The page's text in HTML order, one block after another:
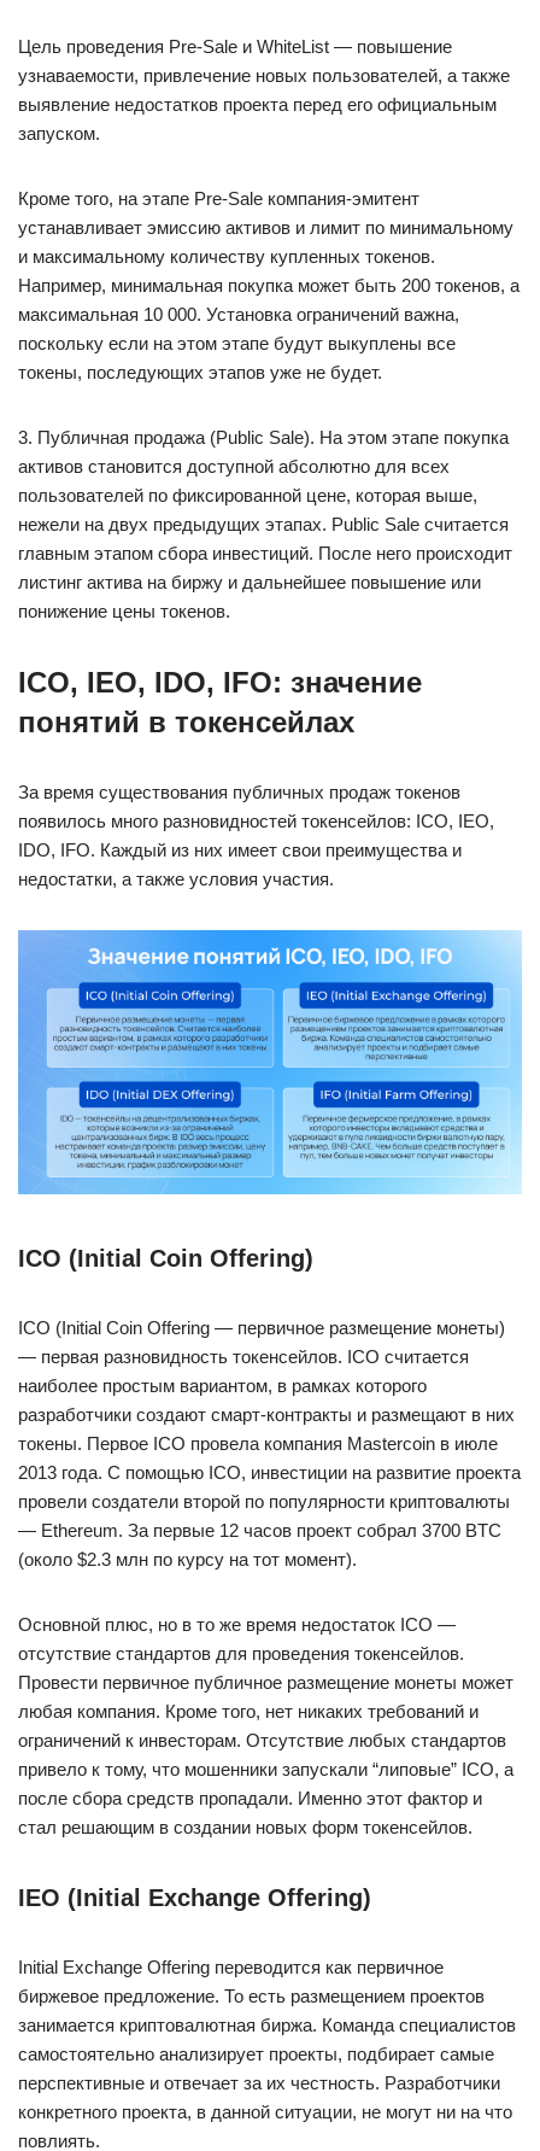
Цель проведения Pre-Sale и WhiteList — повышение
узнаваемости, привлечение новых пользователей, а также
выявление недостатков проекта перед его официальным
запуском.
Кроме того, на этапе Pre-Sale компания-эмитент
устанавливает эмиссию активов и лимит по минимальному
и максимальному количеству купленных токенов.
Например, минимальная покупка может быть 200 токенов, а
максимальная 10 000. Установка ограничений важна,
поскольку если на этом этапе будут выкуплены все
токены, последующих этапов уже не будет.
3. Публичная продажа (Public Sale). На этом этапе покупка
активов становится доступной абсолютно для всех
пользователей по фиксированной цене, которая выше,
нежели на двух предыдущих этапах. Public Sale считается
главным этапом сбора инвестиций. После него происходит
листинг актива на биржу и дальнейшее повышение или
понижение цены токенов.
ICO, IEO, IDO, IFO: значение
понятий в токенсейлах
За время существования публичных продаж токенов
появилось много разновидностей токенсейлов: ICO, IEO,
IDO, IFO. Каждый из них имеет свои преимущества и
недостатки, а также условия участия.
ICO (Initial Coin Offering)
ICO (Initial Coin Offering — первичное размещение монеты)
— первая разновидность токенсейлов. ICO считается
наиболее простым вариантом, в рамках которого
разработчики создают смарт-контракты и размещают в них
токены. Первое ICO провела компания Mastercoin в июле
2013 года. С помощью ICO, инвестиции на развитие проекта
провели создатели второй по популярности криптовалюты
— Ethereum. За первые 12 часов проект собрал 3700 BTC
(около $2.3 млн по курсу на тот момент).
Основной плюс, но в то же время недостаток ICO —
отсутствие стандартов для проведения токенсейлов.
Провести первичное публичное размещение монеты может
любая компания. Кроме того, нет никаких требований и
ограничений к инвесторам. Отсутствие любых стандартов
привело к тому, что мошенники запускали “липовые” ICO, а
после сбора средств пропадали. Именно этот фактор и
стал решающим в создании новых форм токенсейлов.
IEO (Initial Exchange Offering)
Initial Exchange Offering переводится как первичное
биржевое предложение. То есть размещением проектов
занимается криптовалютная биржа. Команда специалистов
самостоятельно анализирует проекты, подбирает самые
перспективные и отвечает за их честность. Разработчики
конкретного проекта, в данной ситуации, не могут ни на что
повлиять.